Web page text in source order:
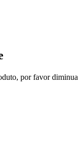
por favor diminua